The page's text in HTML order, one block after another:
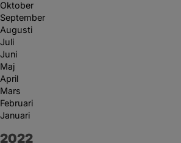
Oktober
September
Augusti
Juli
Juni
Maj
April
Mars
Februari
Januari
År:
2022